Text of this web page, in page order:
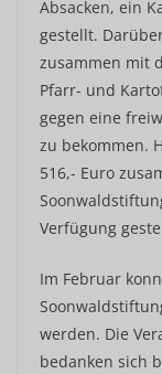
Absacken, ein
gestellt.
zusammen mit
Pfarr- und
gegen eine
zu bekommen.
516,- Euro
Verfügung
Im Februar
werden. Die
bedanken sich